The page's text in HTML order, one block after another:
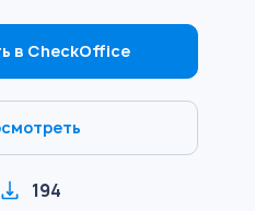
в CheckOffice
194